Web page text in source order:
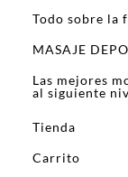
Todo sobre la
MASAJE
Las mejores
al siguiente
Tienda
Carrito